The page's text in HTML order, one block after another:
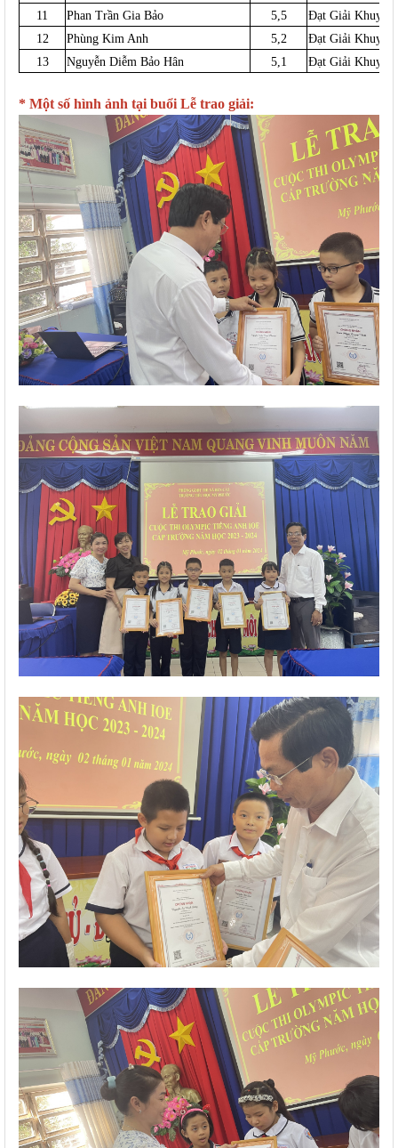
11
Phan Trần Gia Bảo 5,5
Đạt Giải Khuyến
12
Phùng Kim Anh 5,2
Đạt Giải Khuyến
13
Nguyễn Diễm Bảo Hân 5,1 Đạt Giải Khuyến
* Một số hình ảnh tại buổi Lễ trao giải: